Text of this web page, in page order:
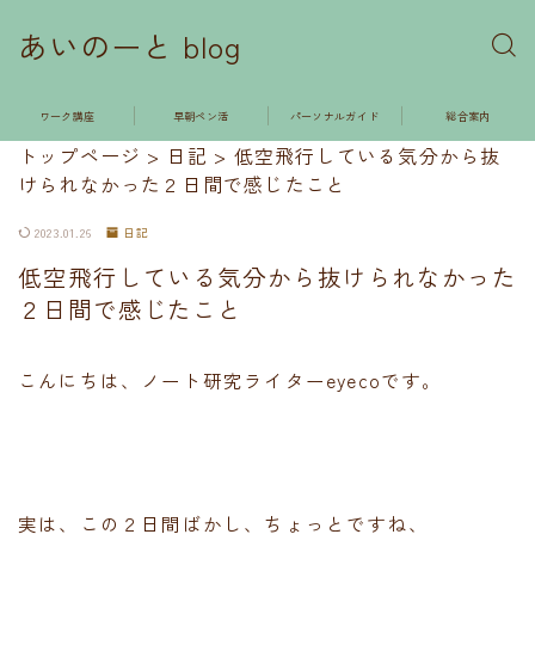
あいのーと blog
ワーク講座 早朝ペン活 パーソナルガイド 総合案内
トップページ > 日記 > 低空飛行している気分から抜
けられなかった２日間で感じたこと
2023.01.26 日記
低空飛行している気分から抜けられなかった
２日間で感じたこと
こんにちは、ノート研究ライターeyecoです。
実は、この２日間ばかし、ちょっとですね、